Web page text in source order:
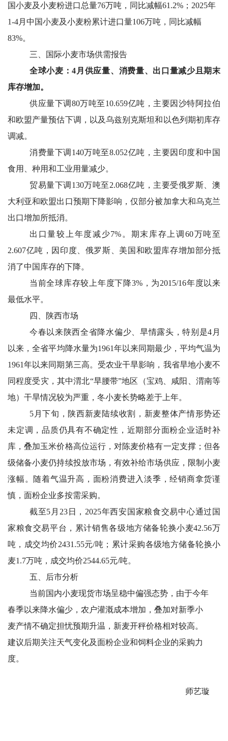
国小麦及小麦粉进口总量76万吨，同比减幅61.2%；2025年
1-4月中国小麦及小麦粉累计进口量106万吨，同比减幅
83%。
三、国际小麦市场供需报告
全球小麦：4月供应量、消费量、出口量减少且期末
库存增加。
供应量下调80万吨至10.659亿吨，主要因沙特阿拉伯
和欧盟产量预估下调，以及乌兹别克斯坦和以色列期初库存
调减。
消费量下调140万吨至8.052亿吨，主要因印度和中国
食用、种用和工业用量减少。
贸易量下调130万吨至2.068亿吨，主要受俄罗斯、澳
大利亚和欧盟出口预期下降影响，仅部分被加拿大和乌克兰
出口增加所抵消。
出口量较上年度减少7%。期末库存上调60万吨至
2.607亿吨，因印度、俄罗斯、美国和欧盟库存增加部分抵
消了中国库存的下降。
当前全球库存较上年度下降3%，为2015/16年度以来
最低水平。
四、陕西市场
今春以来陕西全省降水偏少、旱情露头，特别是4月
以来，全省平均降水量为1961年以来同期最少，平均气温为
1961年以来同期第三高。受农业干旱影响，我省旱地小麦不
同程度受灾，其中渭北“旱腰带”地区（宝鸡、咸阳、渭南等
地）干旱情况较为严重，冬小麦长势略差于上年。
5 月下旬，陕西新麦陆续收割，新麦整体产情形势还
未定调，品质仍具有不确定性，近期部分面粉企业适时补
库，叠加玉米价格高位运行，对陈麦价格有一定支撑；但各
级储备小麦仍持续投放市场，有效补给市场供应，限制小麦
涨幅。随着气温升高，面粉消费进入淡季，经销商拿货谨
慎，面粉企业多按需采购。
截至5月23日，2025年西安国家粮食交易中心通过国
家粮食交易平台，累计销售各级地方储备轮换小麦42.56万
吨，成交均价2431.55元/吨；累计采购各级地方储备轮换小
麦1.7万吨，成交均价2544.65元/吨。
五、后市分析
当前国内小麦现货市场呈稳中偏强态势，由于今年
春季以来降水偏少，农户灌溉成本增加，叠加对新季小
麦产情不确定担忧预期升温，新麦开秤价格相对较高。
建议后期关注天气变化及面粉企业和饲料企业的采购力
度。
师艺璇